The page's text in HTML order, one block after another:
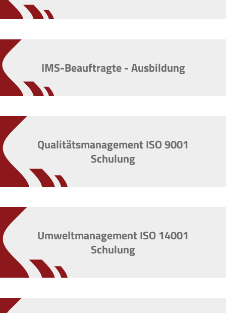
IMS-Beauftragte - Ausbildung
Qualitätsmanagement ISO 9001
Schulung
Umweltmanagement ISO 14001
Schulung